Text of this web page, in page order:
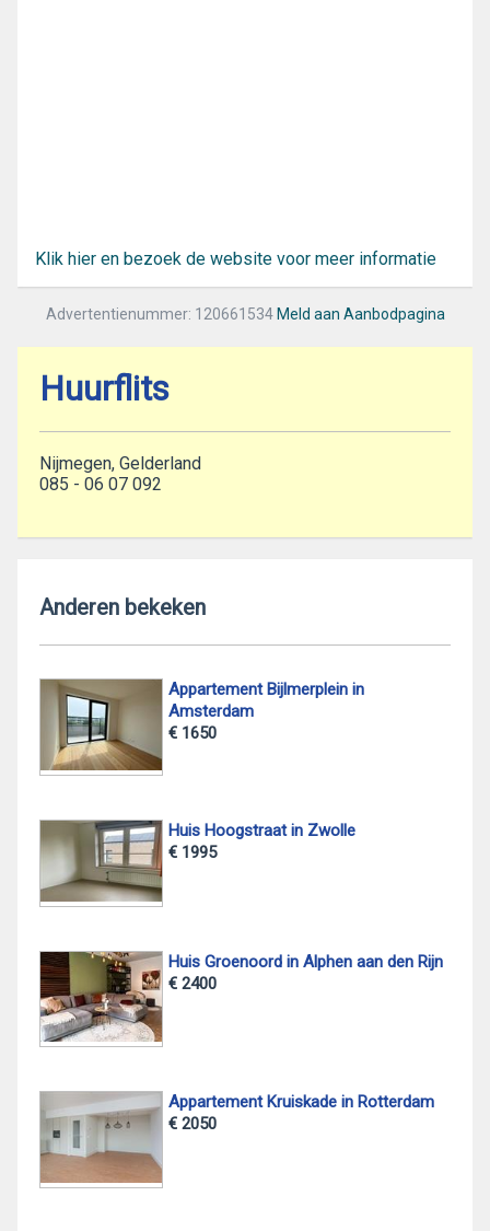
Klik hier en bezoek de website voor meer informatie
Advertentienummer: 120661534 Meld aan Aanbodpagina
Huurflits
Nijmegen, Gelderland
085 - 06 07 092
Anderen bekeken
Appartement Bijlmerplein in
Amsterdam
€ 1650
Huis Hoogstraat in Zwolle
€ 1995
Huis Groenoord in Alphen aan den Rijn
€ 2400
Appartement Kruiskade in Rotterdam
€ 2050